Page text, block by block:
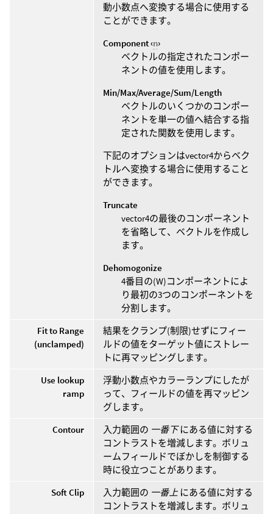
動小数点へ変換する場合に使用する
ことができます。
Component ‹n›
ベクトルの指定されたコンポー
ネントの値を使用します。
Min/Max/Average/Sum/Length
ベクトルのいくつかのコンポー
ネントを単一の値へ結合する指
定された関数を使用します。
下記のオプションはvector4からベク
トルへ変換する場合に使用すること
ができます。
Truncate
vector4の最後のコンポーネント
を省略して、ベクトルを作成し
ます。
Dehomogonize
4番目の(W)コンポーネントによ
り最初の3つのコンポーネントを
分割します。
Fit to Range
(unclamped)
結果をクランプ(制限)せずにフィー
ルドの値をターゲット値にストレー
トに再マッピングします。
Use lookup
ramp
浮動小数点やカラーランプにしたが
って、フィールドの値を再マッピン
グします。
Contour
入力範囲の 一番下にある値に対する
コントラストを増減します。ボリュ
ームフィールドでぼかしを制御する
時に役立つことがあります。
Soft Clip
入力範囲の 一番上 にある値に対する
コントラストを増減します。ボリュ